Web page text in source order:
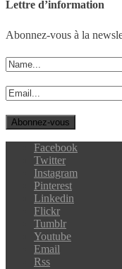
Lettre d’information
Abonnez-vous à la
Facebook
Twitter
Instagram
Pinterest
Linkedin
Flickr
Tumblr
Youtube
Email
Rss